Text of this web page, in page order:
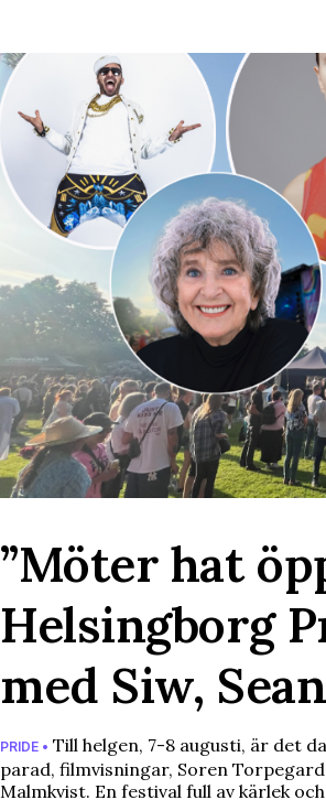
”Möter hat
Helsingborg
med Siw,
PRIDE • Till helgen, 7-8 augusti, är det
parad, filmvisningar, Soren Torpegard
Malmkvist. En festival full av kärlek